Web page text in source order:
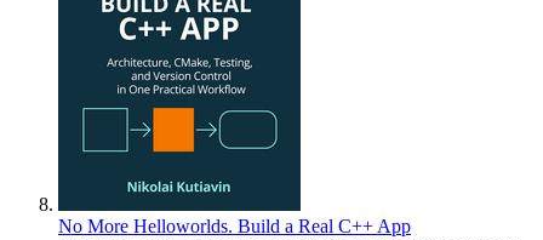
No More Helloworlds. Build a Real C++ App